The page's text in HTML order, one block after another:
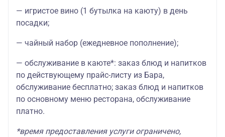
— игристое вино (1 бутылка на каюту) в день
посадки;
— чайный набор (ежедневное пополнение);
— обслуживание в каюте*: заказ блюд и напитков
по действующему прайс-листу из Бара,
обслуживание бесплатно; заказ блюд и напитков
по основному меню ресторана, обслуживание
платно.
*время предоставления услуги ограничено,